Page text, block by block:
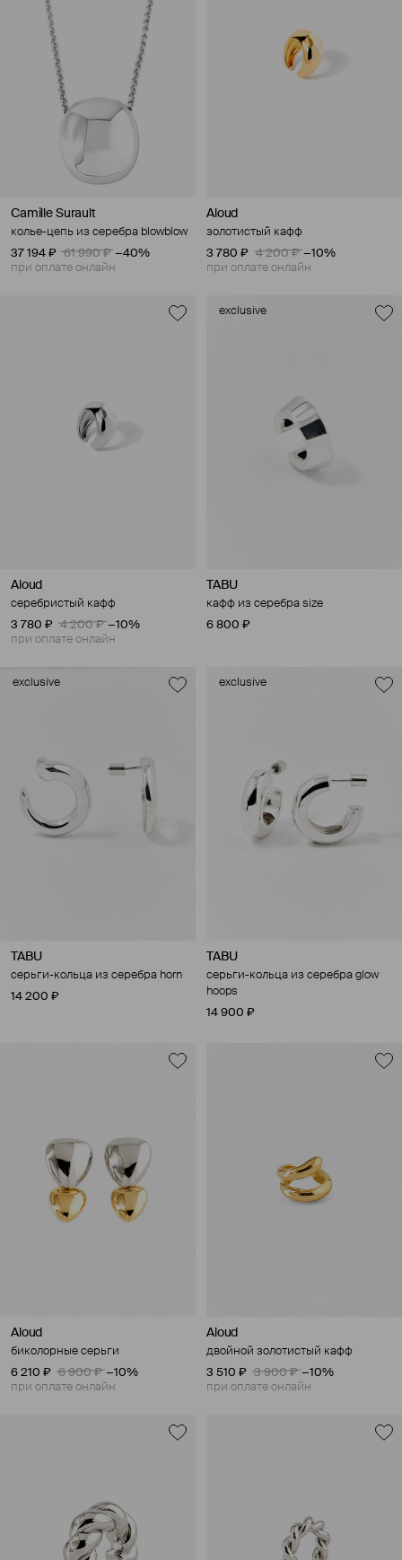
Camille Surault
колье-цепь из серебра blowblow
37 194 ₽
61 990 ₽ −40%
при оплате онлайн
Aloud
золотистый кафф
3 780 ₽
4 200 ₽ −10%
при оплате онлайн
Aloud
серебристый кафф
3 780 ₽
4 200 ₽ −10%
при оплате онлайн
exclusive
TABU
кафф из серебра size
6 800 ₽
exclusive
TABU
cерьги-кольца из серебра horn
14 200 ₽
exclusive
TABU
cерьги-кольца из серебра glow
hoops
14 900 ₽
Aloud
биколорные серьги
6 210 ₽
6 900 ₽ −10%
при оплате онлайн
Aloud
двойной золотистый кафф
3 510 ₽
3 900 ₽ −10%
при оплате онлайн